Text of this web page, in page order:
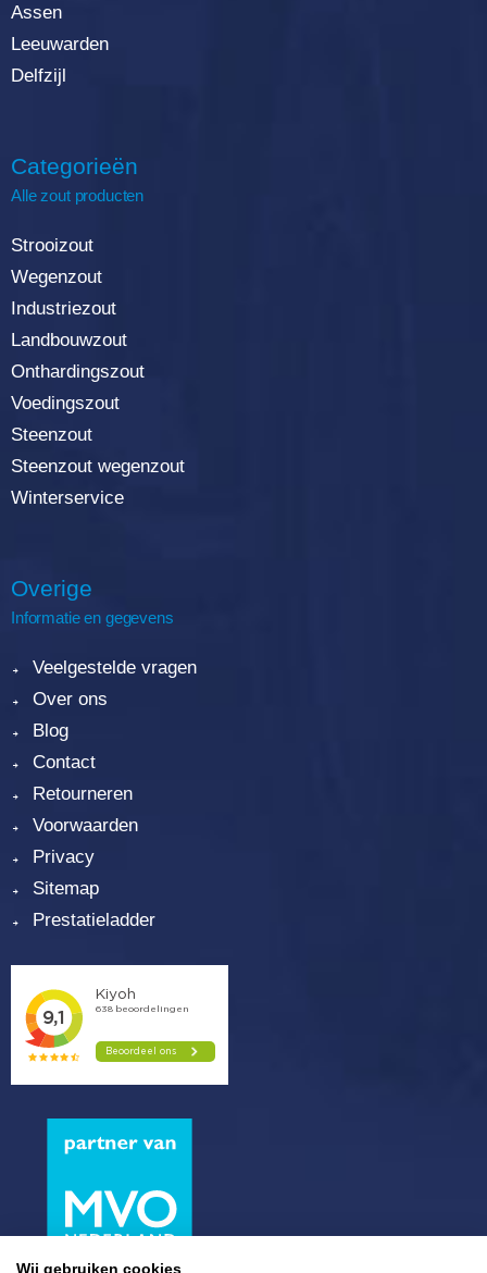
Assen
Leeuwarden
Delfzijl
Categorieën
Alle zout producten
Strooizout
Wegenzout
Industriezout
Landbouwzout
Onthardingszout
Voedingszout
Steenzout
Steenzout wegenzout
Winterservice
Overige
Informatie en gegevens
Veelgestelde vragen
Over ons
Blog
Contact
Retourneren
Voorwaarden
Privacy
Sitemap
Prestatieladder
Wij gebruiken cookies